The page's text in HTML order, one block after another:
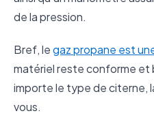
de la pression.
Bref, legaz propane est
matériel reste conforme et
importe le type de citerne,
vous.